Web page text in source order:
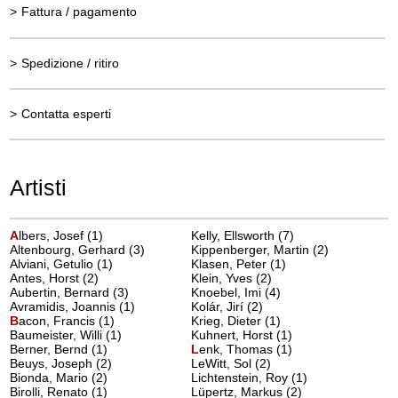
> Fattura / pagamento
> Spedizione / ritiro
> Contatta esperti
Artisti
Albers, Josef(1)
Altenbourg, Gerhard (3)
Alviani, Getulio (1)
Antes, Horst (2)
Aubertin, Bernard (3)
Avramidis, Joannis (1)
Bacon, Francis(1)
Baumeister, Willi (1)
Berner, Bernd (1)
Beuys, Joseph (2)
Bionda, Mario (2)
Birolli, Renato (1)
Kelly, Ellsworth (7)
Kippenberger, Martin (2)
Klasen, Peter (1)
Klein, Yves (2)
Knoebel, Imi (4)
Kolár, Jirí (2)
Krieg, Dieter (1)
Kuhnert, Horst (1)
Lenk, Thomas(1)
LeWitt, Sol (2)
Lichtenstein, Roy (1)
Lüpertz, Markus (2)